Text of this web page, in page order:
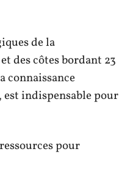
de la
des côtes bordant 23
connaissance
est indispensable pour
pour